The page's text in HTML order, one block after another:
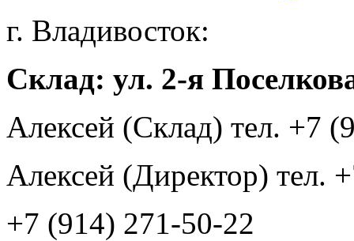
г. Владивосток:
Склад: ул. 2-я
Алексей (Склад) тел. +7
Алексей (Директор) тел.
+7 (914) 271-50-22